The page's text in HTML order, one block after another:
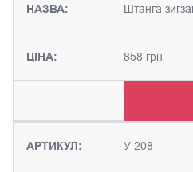
НАЗВА:
ЦІНА:
Штанга
858 грн
АРТИКУЛ: У 208